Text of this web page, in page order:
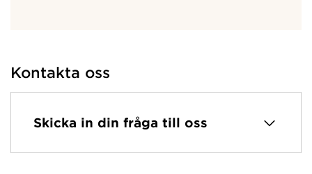
Kontakta oss
Skicka in din fråga till oss